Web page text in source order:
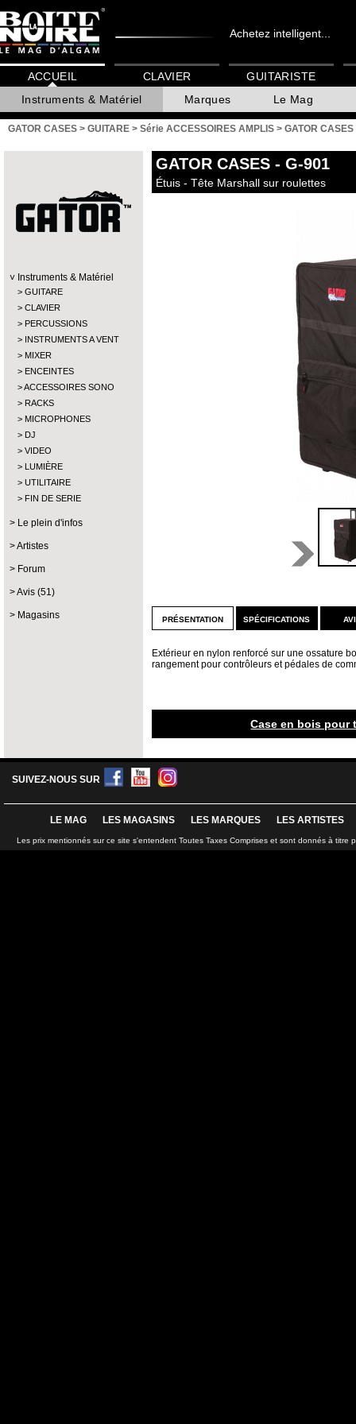
Achetez intelligent...
ACCUEIL
Instruments & Matériel
Marques Le Mag
CLAVIER GUITARISTE
GATOR CASES > GUITARE > Série ACCESSOIRES AMPLIS > GATOR CASES
Instruments & Matériel
GUITARE
CLAVIER
PERCUSSIONS
INSTRUMENTS A VENT
MIXER
ENCEINTES
ACCESSOIRES SONO
RACKS
MICROPHONES
DJ
VIDEO
LUMIÈRE
UTILITAIRE
FIN DE SERIE
Le plein d'infos
Artistes
Forum
Avis (51)
Magasins
GATOR CASES - G-901
Étuis - Tête Marshall sur roulettes
présentation
Extérieur en nylon renforcé sur une ossature
rangement pour contrôleurs et pédales de
spécifications
Case en bois pour
SUIVEZ-NOUS SUR
LE MAG LES MAGASINS LES MARQUES LES ARTISTES
Les prix mentionnés sur ce site s'entendent Toutes Taxes Comprises et sont donnés à